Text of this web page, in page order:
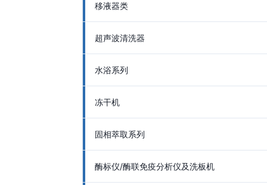
移液器类
超声波清洗器
水浴系列
冻干机
固相萃取系列
酶标仪/酶联免疫分析仪及洗板机